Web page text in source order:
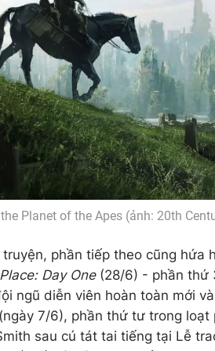
Planet of the Apes (ảnh: 20th
phần tiếp theo cũng hứa
Day One(28/6) - phần thứ
ngũ diễn viên hoàn toàn mới
7/6), phần thứ tư trong loạt
sau cú tát tai tiếng tại Lễ